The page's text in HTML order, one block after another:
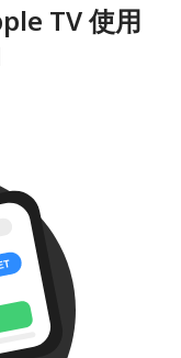
TV 使用